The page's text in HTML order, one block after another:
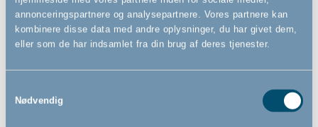
annonceringspartnere og analysepartnere. Vores partnere kan
kombinere disse data med andre oplysninger, du har givet dem,
eller som de har indsamlet fra din brug af deres tjenester.
Nødvendig